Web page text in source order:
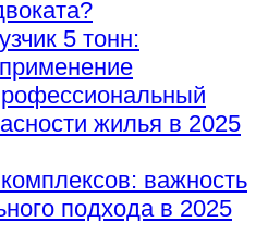
5 тонн:
жилья в 2025
важность
подхода в 2025